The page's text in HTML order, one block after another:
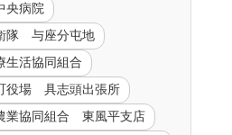
央病院
隊 与座分屯地
生活協同組合
役場 具志頭出張所
業協同組合 東風平支店